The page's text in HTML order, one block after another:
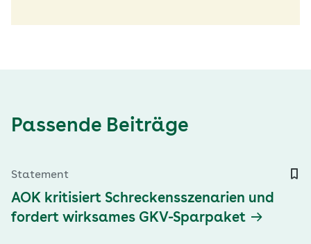
Passende Beiträge
Statement
AOK kritisiert Schreckensszenarien und
fordert wirksames GKV-Sparpaket